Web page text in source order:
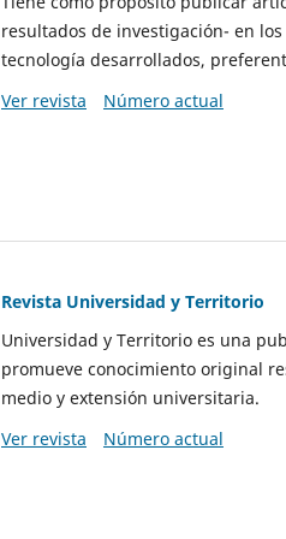
resultados de investigación- en
tecnología desarrollados,
Ver revista
Número actual
Revista Universidad y Territorio
Universidad y Territorio es una
promueve conocimiento original
medio y extensión universitaria.
Ver revista
Número actual